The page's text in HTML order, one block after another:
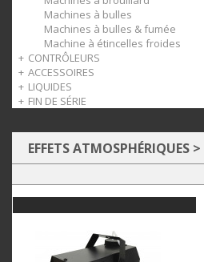
Machines à bulles
Machines à bulles & fumée
Machine à étincelles froides
CONTRÔLEURS
Splitters DMX
Consoles DMX
Liaisons DMX
ACCESSOIRES
Autres
Câbles DMX
Rallonges électriques
Multiprises
Fixations
LIQUIDES
Fumée
Cleaner
Parfum
Mousse
FIN DE SÉRIE
Accessoires
EFFETS ATMOSPHÉRIQUES >